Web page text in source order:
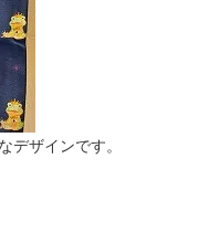
デザインです。